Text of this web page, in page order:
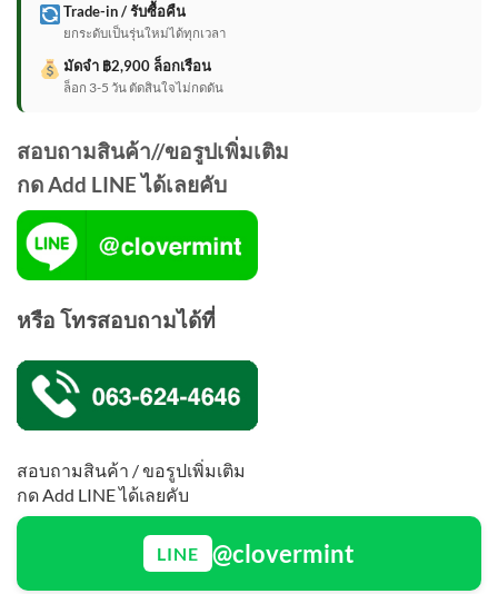
Trade-in / รับซื้อคืน
ยกระดับเป็นรุ่นใหม่ได้ทุกเวลา
มัดจำ ฿2,900 ล็อกเรือน
ล็อก 3-5 วัน ตัดสินใจไม่กดดัน
สอบถามสินค้า//ขอรูปเพิ่มเติม
กด Add LINE ได้เลยคับ
หรือ โทรสอบถามได้ที่
สอบถามสินค้า / ขอรูปเพิ่มเติม
กด Add LINE ได้เลยคับ
LINE @clovermint